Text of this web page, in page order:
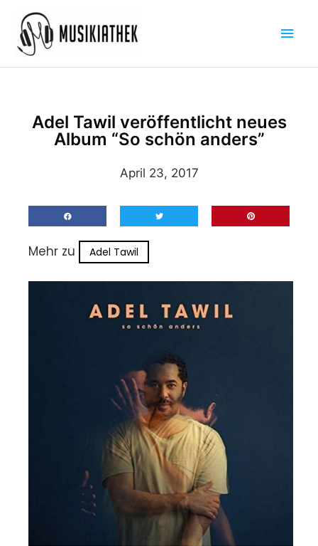
Inhalt
springen
Adel Tawil veröffentlicht neues
Album “So schön anders”
April 23, 2017
Mehr zu Adel Tawil